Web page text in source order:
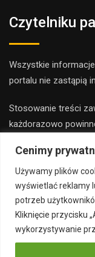
Cenimy
Używamy plików
wyświetlać reklamy
potrzeb
Kliknięcie przycisku
wykorzystywanie
Czytelniku
Wszystkie
portalu nie zastąpią
Stosowanie treści
każdorazowo
Redakcja i
stosowania porad